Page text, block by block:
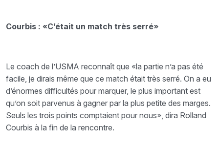
Courbis : «C’était un match très serré»
Le coach de l’USMA reconnaît que «la partie n’a pas été
facile, je dirais même que ce match était très serré. On a eu
d’énormes difficultés pour marquer, le plus important est
qu’on soit parvenus à gagner par la plus petite des marges.
Seuls les trois points comptaient pour nous», dira Rolland
Courbis à la fin de la rencontre.